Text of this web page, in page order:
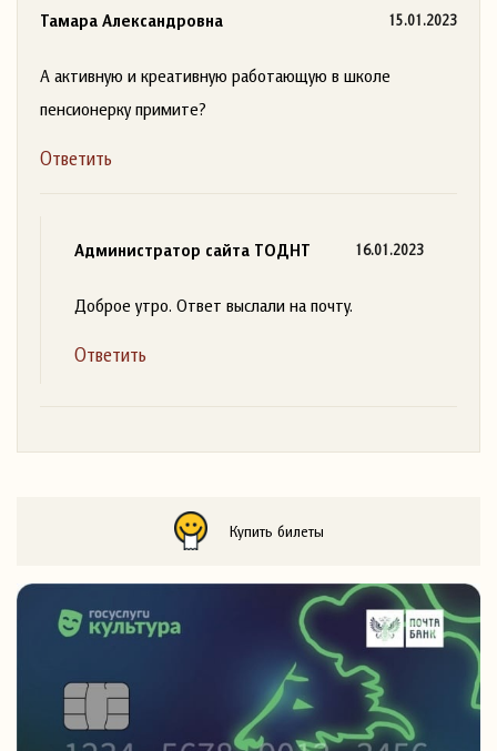
Тамара Александровна 15.01.2023
А активную и креативную работающую в школе
пенсионерку примите?
Ответить
Администратор сайта ТОДНТ 16.01.2023
Доброе утро. Ответ выслали на почту.
Ответить
Купить билеты